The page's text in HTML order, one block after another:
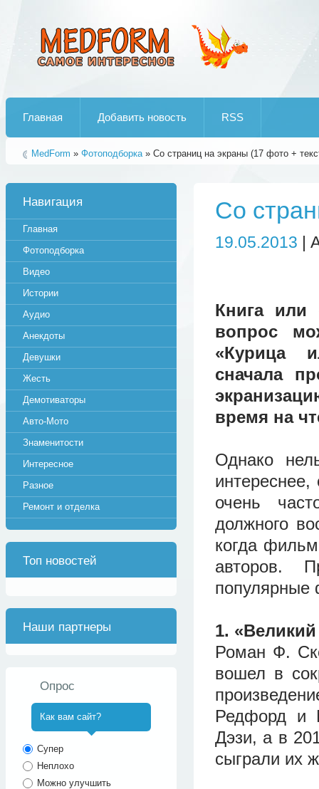
Главная Добавить новость RSS
MedForm » Фотоподборка» Со страниц на экраны (17 фото +
Со
19.05.2013 |
Книга или
вопрос
«Курица
сначала
время на
Однако
очень
должного
когда
авторов.
1.
Роман Ф.
вошел в
Редфорд и
Дэзи, а в
сыграли их
Навигация
Главная
Фотоподборка
Видео
Истории
Аудио
Анекдоты
Девушки
Жесть
Демотиваторы
Авто-Мото
Знаменитости
Интересное
Разное
Ремонт и отделка
Топ новостей
Наши партнеры
Опрос
Как вам сайт?
Супер
Неплохо
Можно улучшить